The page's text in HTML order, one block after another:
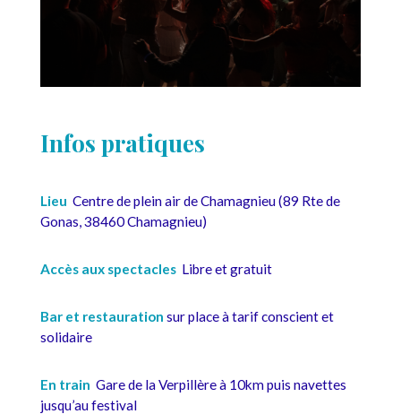
Infos pratiques
Lieu Centre de plein air de Chamagnieu (89 Rte de
Gonas, 38460 Chamagnieu)
Accès aux spectacles Libre et gratuit
Bar et restauration sur place à tarif conscient et
solidaire
En train Gare de la Verpillère à 10km puis navettes
jusqu’au festival